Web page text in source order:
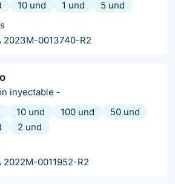
10 und 1 und
5 und
2023M-0013740-R2
inyectable -
10 und 100 und
50 und
2 und
2022M-0011952-R2